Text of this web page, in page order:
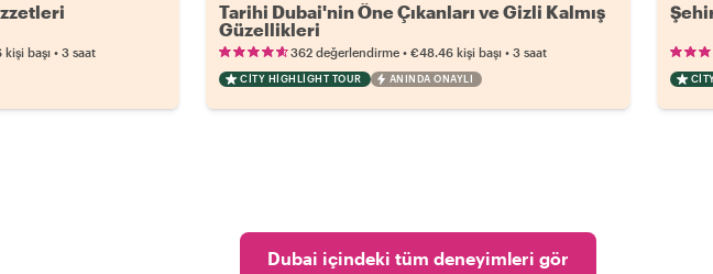
kişi başı • 3 saat
Tarihi Dubai'nin Öne Çıkanları ve Gizli Kalmış
Güzellikleri
362 değerlendirme •€48.46 kişi başı •3 saat
CITY HIGHLIGHT TOUR ANINDA ONAYLI
Dubai içindeki tüm deneyimleri gör